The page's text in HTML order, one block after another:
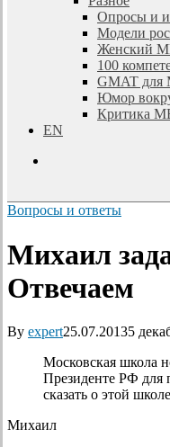
Опросы и
Модели
Женский
100
GMAT для
Юмор
Критика
EN
Вопросы и ответы
Михаил
Отвечаем
By expert25.07.20135
Московская школа
Президенте РФ для
сказать о этой
Михаил